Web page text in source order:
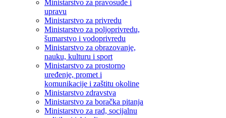
Ministarstvo za pravosuđe i
upravu
Ministarstvo za privredu
Ministarstvo za poljoprivredu,
šumarstvo i vodoprivredu
Ministarstvo za obrazovanje,
nauku, kulturu i sport
Ministarstvo za prostorno
uređenje, promet i
komunikacije i zaštitu okoline
Ministarstvo zdravstva
Ministarstvo za boračka pitanja
Ministarstvo za rad, socijalnu